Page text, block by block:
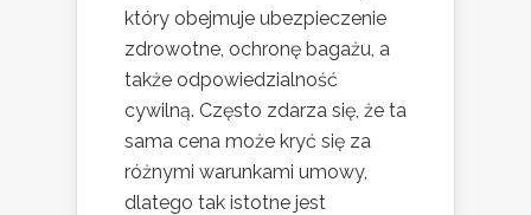
który obejmuje ubezpieczenie
zdrowotne, ochronę bagażu, a
także odpowiedzialność
cywilną. Często zdarza się, że ta
sama cena może kryć się za
różnymi warunkami umowy,
dlatego tak istotne jest